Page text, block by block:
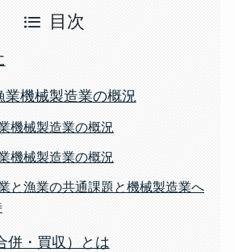
目次
業機械製造業の概況
機械製造業の概況
機械製造業の概況
と漁業の共通課題と機械製造業へ
併・買収）とは